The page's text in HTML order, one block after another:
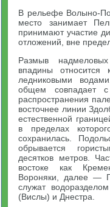
В рельефе Волыно-
место занимает
принимают участие
отложений, вне
Размыв
впадины относится
ледниковыми
общем совпадает с
распространения
восточнее линии
естественной
в пределах
сохранилась.
обрывается
десятков метров.
востоке как
Вороняки, далее —
служат
(Вислы) и Днестра.